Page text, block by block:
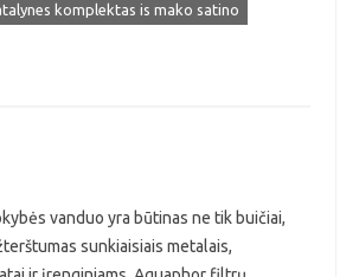
komplektas is mako satino
vanduo yra būtinas ne tik buičiai,
sunkiaisiais metalais,